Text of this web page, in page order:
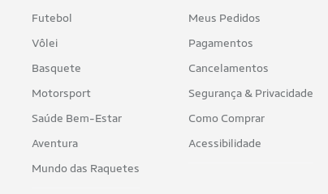
Futebol
Vôlei
Basquete
Motorsport
Saúde Bem-Estar
Aventura
Mundo das Raquetes
Meus Pedidos
Pagamentos
Cancelamentos
Segurança & Privacidade
Como Comprar
Acessibilidade